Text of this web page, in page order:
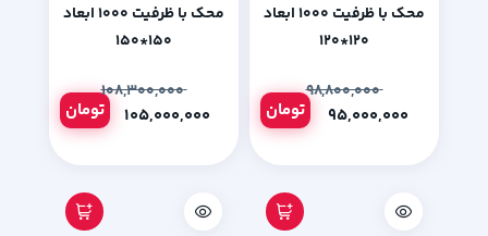
محک با ظرفیت 1000 ابعاد
120*120
۹۸,۸۰۰,۰۰۰
تومان
محک با ظرفیت 1000 ابعاد
150*150
۱۰۸,۳۰۰,۰۰۰
تومان